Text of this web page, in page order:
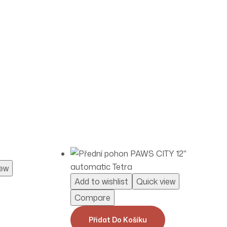
Add to wishlist
Quick view
Compare
Přidat Do Košíku